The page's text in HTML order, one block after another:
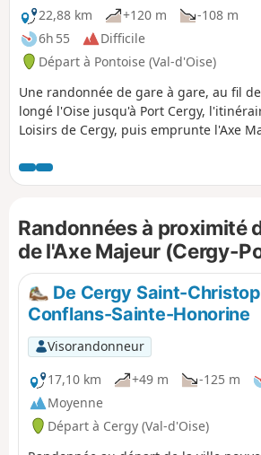
22,88 km
+120 m
-108 m
6h 55
Difficile
Départ à Pontoise (Val-d'Oise)
Une randonnée de gare à gare, au fil
longé l'Oise jusqu'à Port Cergy,
Loisirs de Cergy, puis emprunte l'Axe
confluent, il suit la Seine sur les quais
Honorine dont il emprunte en partie le
Randonnées à proximité
de l'Axe Majeur (Cergy-
De Cergy Saint-
Conflans-Sainte-Honorine
Visorandonneur
17,10 km
+49 m -125 m
Moyenne
Départ à Cergy (Val-d'Oise)